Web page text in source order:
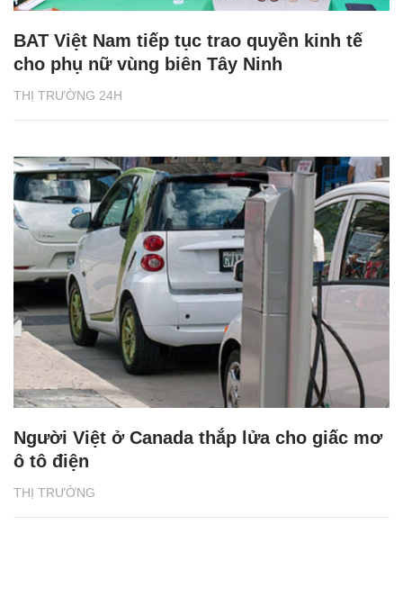
THỊ TRƯỜNG 24H
BAT Việt Nam tiếp tục trao quyền kinh tế
cho phụ nữ vùng biên Tây Ninh
THỊ TRƯỜNG
Người Việt ở Canada thắp lửa cho giấc mơ
ô tô điện